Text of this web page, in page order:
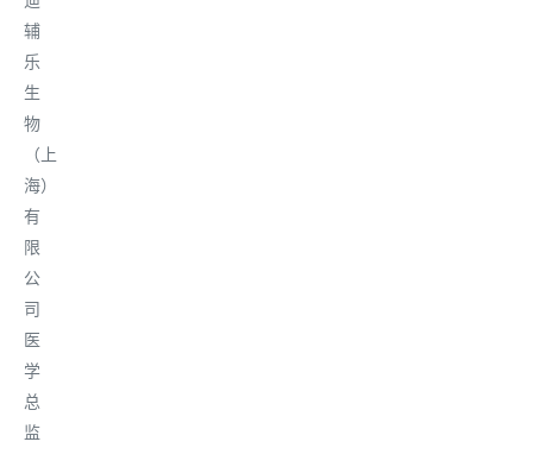
辅
乐
生
物
（上
海）
有
限
公
司
医
学
总
监